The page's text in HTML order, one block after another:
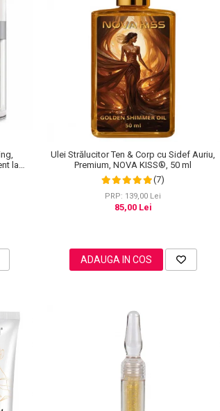
la
Ulei Strălucitor Ten & Corp cu Sidef Auriu,
Premium, NOVA KISS®, 50 ml
(7)
PRP: 139,00 Lei
85,00 Lei
ADAUGA IN COS